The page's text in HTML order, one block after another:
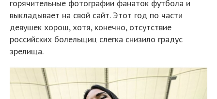
горячительные фотографии фанаток футбола и
выкладывает на свой сайт. Этот год по части
девушек хорош, хотя, конечно, отсутствие
российских болельщиц слегка снизило градус
зрелища.